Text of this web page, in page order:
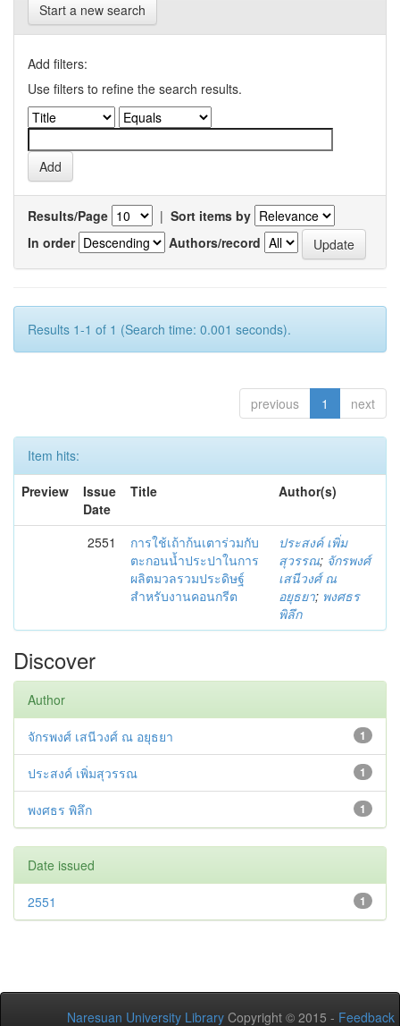
Start a new search
Add filters:
Use filters to refine the search results.
Results/Page | Sort items by
In order
Authors/record
Results 1-1 of 1 (Search time: 0.001 seconds).
previous 1 next
Item hits:
Preview
Issue
Date
Title Author(s)
2551
การใช้เถ้าก้นเตาร่วมกับ
ตะกอนน้ำประปาในการ
ผลิตมวลรวมประดิษฐ์
สำหรับงานคอนกรีต
ประสงค์ เพิ่ม
สุวรรณ; จักรพงศ์
เสนีวงศ์ ณ
อยุธยา; พงศธร
พิลึก
Discover
Author
1
จักรพงศ์ เสนีวงศ์ ณ อยุธยา
1
ประสงค์ เพิ่มสุวรรณ
1
พงศธร พิลึก
Date issued
1
2551
Naresuan University Library Copyright © 2015 - Feedback